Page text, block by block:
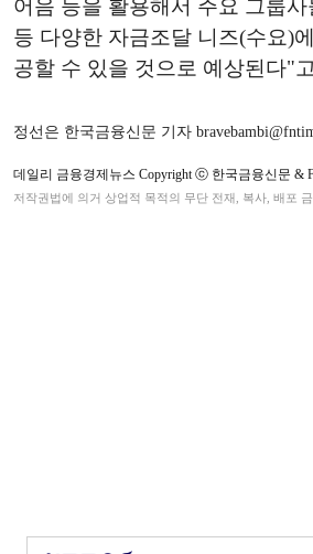
어음 등을 활용해서 주요 그룹
등 다양한 자금조달 니즈(수요)
공할 수 있을 것으로 예상된다"
정선은 한국금융신문 기자
데일리 금융경제뉴스 Copyright ⓒ 한국금융신문 &
저작권법에 의거 상업적 목적의 무단 전재, 복사, 배포 금